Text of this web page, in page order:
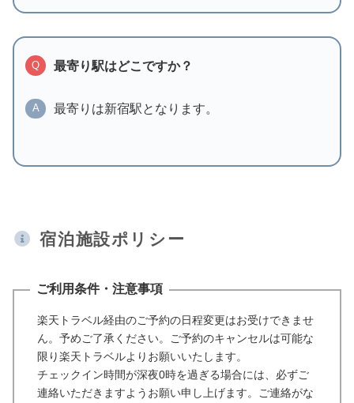
Q 最寄り駅はどこですか？
A 最寄りは新宿駅となります。
宿泊施設ポリシー
ご利用条件・注意事項
楽天トラベル経由のご予約の日程変更はお受けできませ
ん。予めご了承ください。ご予約のキャンセルは可能な
限り楽天トラベルよりお願いいたします。
チェックイン時間が深夜0時を過ぎる場合には、必ずご
連絡いただきますようお願い申し上げます。ご連絡がな